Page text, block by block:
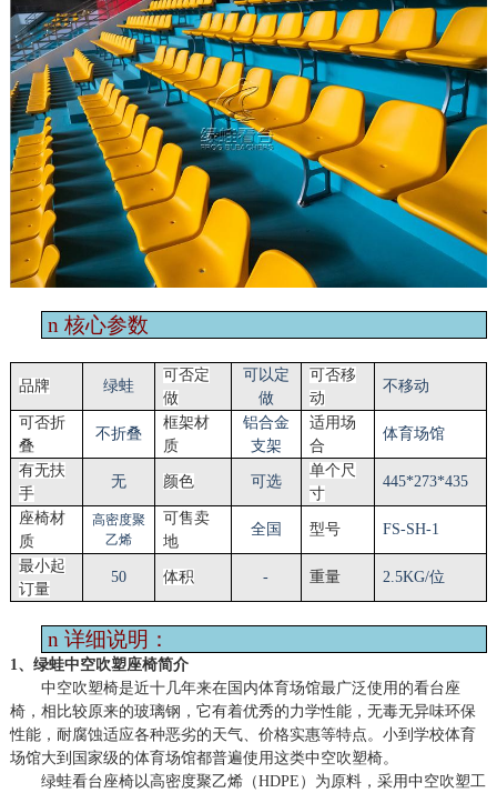
n 核心参数
品牌 绿蛙
可否定
做
可以定
做
可否移
动
不移动
可否折
叠
不折叠
框架材
质
铝合金
支架
适用场
合
体育场馆
有无扶
手
无 颜色 可选
单个尺
寸
445*273*435
座椅材
质
高密度聚
乙烯
可售卖
地
全国 型号 FS-SH-1
最小起
订量
50 体积 - 重量 2.5KG/位
n 详细说明：
1、绿蛙中空吹塑座椅简介
中空吹塑椅是近十几年来在国内体育场馆最广泛使用的看台座
椅，相比较原来的玻璃钢，它有着优秀的力学性能，无毒无异味环保
性能，耐腐蚀适应各种恶劣的天气、价格实惠等特点。小到学校体育
场馆大到国家级的体育场馆都普遍使用这类中空吹塑椅。
绿蛙看台座椅以高密度聚乙烯（HDPE）为原料，采用中空吹塑工